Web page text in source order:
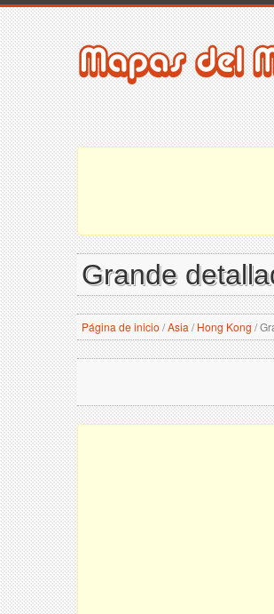
Grande
Página de inicio /Asia / Hong Kong /